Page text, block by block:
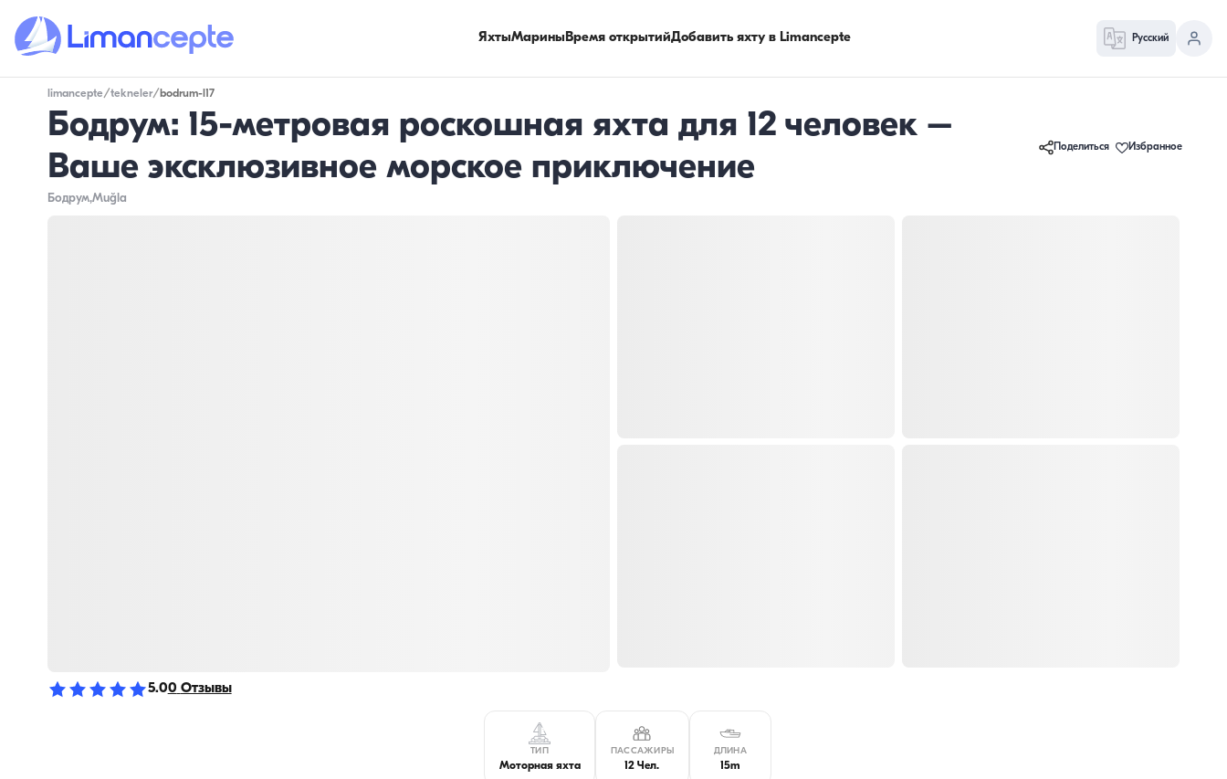
ЯхтыМариныВремя открытийДобавить яхту в Limancepte Русский
limancepte/tekneler/ bodrum-l17
Бодрум: 15-метровая роскошная яхта для 12 человек –
Ваше эксклюзивное морское приключение
Поделиться Избранное
Бодрум,Muğla
5.00 Отзывы
ТИП
Моторная яхта
ПАССАЖИРЫ
12 Чел.
ДЛИНА
15m